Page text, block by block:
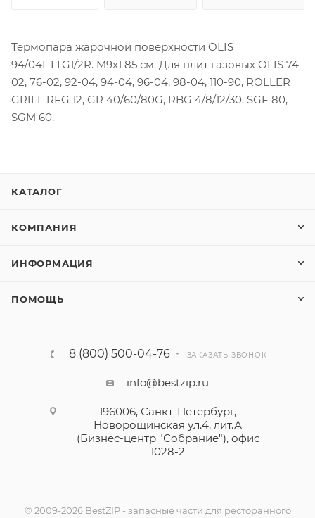
Термопара жарочной поверхности OLIS
94/04FTTG1/2R. M9x1 85 см. Для плит газовых OLIS 74-
02, 76-02, 92-04, 94-04, 96-04, 98-04, 110-90, ROLLER
GRILL RFG 12, GR 40/60/80G, RBG 4/8/12/30, SGF 80,
SGM 60.
КАТАЛОГ
КОМПАНИЯ
ИНФОРМАЦИЯ
ПОМОЩЬ
8 (800) 500-04-76 ЗАКАЗАТЬ ЗВОНОК
info@bestzip.ru
196006, Санкт-Петербург,
Новорощинская ул.4, лит.А
(Бизнес-центр "Собрание"), офис
1028-2
© 2009-2026 BestZIP - запасные части для ресторанного